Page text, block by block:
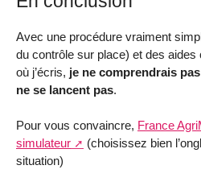
Avec une procédure vraiment
du contrôle sur place) et des
où j’écris, je ne comprendrais
ne se lancent pas.
Pour vous convaincre, France
simulateur
(choisissez bien
situation)